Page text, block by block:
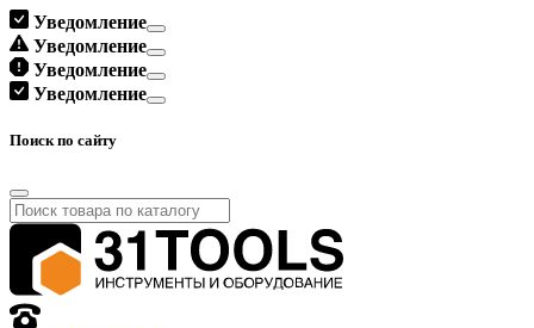
Уведомление
Уведомление
Уведомление
Уведомление
Поиск по сайту